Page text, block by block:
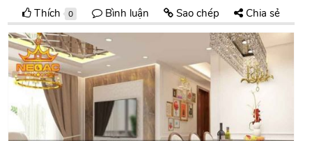
Thích 0 Bình luận Sao chép Chia sẻ